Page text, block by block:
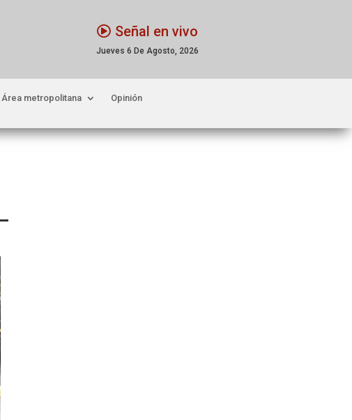
Señal en vivo
Jueves 6 De Agosto, 2026
Área metropolitana Opinión